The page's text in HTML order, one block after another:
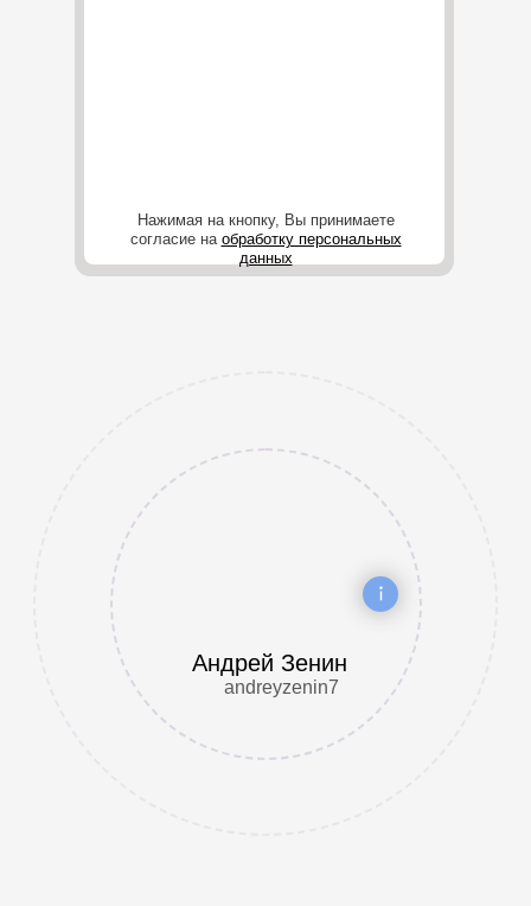
Андрей Зенин
andreyzenin7
Нажимая на кнопку, Вы принимаете
согласие на обработку персональных
данных